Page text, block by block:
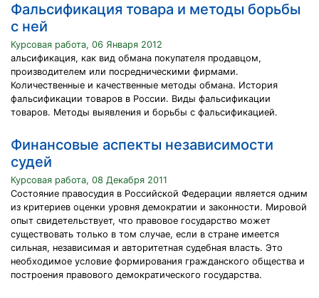
Фальсификация товара и методы борьбы
с ней
Курсовая работа, 06 Января 2012
альсификация, как вид обмана покупателя продавцом,
производителем или посредническими фирмами.
Количественные и качественные методы обмана. История
фальсификации товаров в России. Виды фальсификации
товаров. Методы выявления и борьбы с фальсификацией.
Финансовые аспекты независимости
судей
Курсовая работа, 08 Декабря 2011
Состояние правосудия в Российской Федерации является одним
из критериев оценки уровня демократии и законности. Мировой
опыт свидетельствует, что правовое государство может
существовать только в том случае, если в стране имеется
сильная, независимая и авторитетная судебная власть. Это
необходимое условие формирования гражданского общества и
построения правового демократического государства.